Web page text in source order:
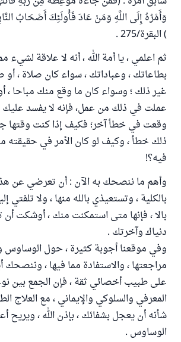
وَأَمْرُهُ إِلَى اللَّهِ وَمَنْ عَادَ فَأُولَئِكَ أَصْحَابُ
) البقرة/275 .
ثم اعلمي ، يا أمة الله ، أنه لا علاقة لشيء
بطاعاتك ، وعباداتك ، سواء كان صلاة ، أو
غير ذلك ؛ وسواء كان ما وقع منك مباحا ،
عملت في ذلك من عمل، فإنه لا يفسد
وقعت في خطأ آخر؛ فكيف إذا كنت وقتها
ذلك خطأ ، وكيف لو كان الأمر في حقيقته
فيه؟!
وأهم ما ننصحك به الآن : أن تعرضي عن
بالكلية ، وتستعيذي بالله منها ، ولا تلفتي
بالا ، فإنها متى استمكنت منك ، أوشكت
دنياك وآخرتك .
وفي موقعنا أجوبة كثيرة ، حول الوساوس
مراجعتها ، والاستفادة مما فيها ،
على طبيب أخصائي ثقة ، فإن الجمع بين
المعرفي والسلوكي والإيماني ، مع العلاج
شأنه أن يعجل بشفائك ، بإذن الله ، ويريح
الوساوس .